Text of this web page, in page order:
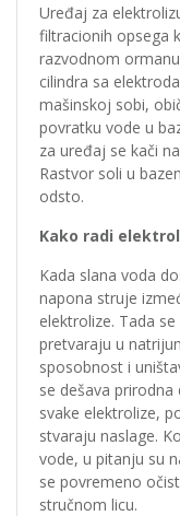
Uređaj za
filtracionih opsega
razvodnom
cilindra sa
mašinskoj sobi,
povratku vode u
za uređaj se kači
Rastvor soli u
odsto.
Kako radi
Kada slana voda
napona struje
elektrolize. Tada
pretvaraju u
sposobnost i
se dešava
svake elektrolize,
stvaraju naslage.
vode, u pitanju su
se povremeno
stručnom licu.